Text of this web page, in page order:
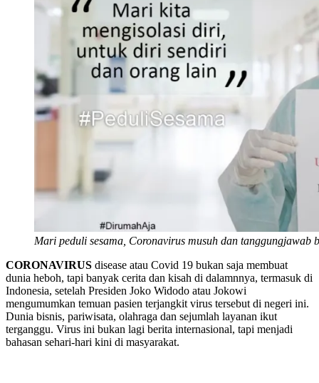
Mari peduli sesama, Coronavirus musuh dan tanggungjawab
CORONAVIRUS disease atau Covid 19 bukan saja membuat
dunia heboh, tapi banyak cerita dan kisah di dalamnnya, termasuk di
Indonesia, setelah Presiden Joko Widodo atau Jokowi
mengumumkan temuan pasien terjangkit virus tersebut di negeri ini.
Dunia bisnis, pariwisata, olahraga dan sejumlah layanan ikut
terganggu. Virus ini bukan lagi berita internasional, tapi menjadi
bahasan sehari-hari kini di masyarakat.